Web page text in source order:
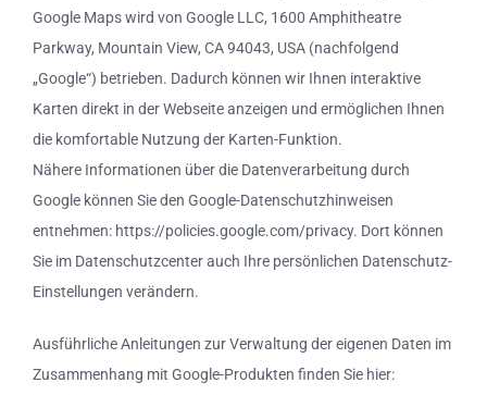
Google Maps wird von Google LLC, 1600 Amphitheatre
Parkway, Mountain View, CA 94043, USA (nachfolgend
„Google“) betrieben. Dadurch können wir Ihnen interaktive
Karten direkt in der Webseite anzeigen und ermöglichen Ihnen
die komfortable Nutzung der Karten-Funktion.
Nähere Informationen über die Datenverarbeitung durch
Google können Sie den Google-Datenschutzhinweisen
entnehmen: https://policies.google.com/privacy. Dort können
Sie im Datenschutzcenter auch Ihre persönlichen Datenschutz-
Einstellungen verändern.
Ausführliche Anleitungen zur Verwaltung der eigenen Daten im
Zusammenhang mit Google-Produkten finden Sie hier: